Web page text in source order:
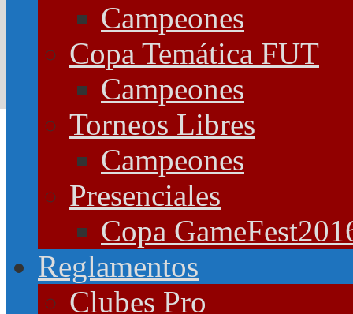
Campeones
Copa Temática FUT
Campeones
Torneos Libres
Campeones
Presenciales
Copa
Reglamentos
Clubes Pro